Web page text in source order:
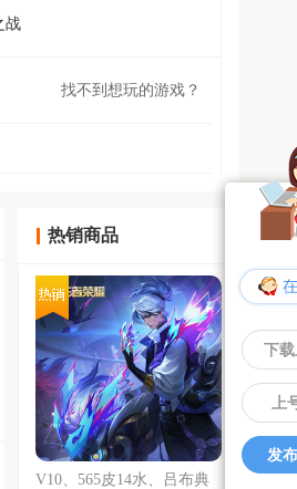
战
找不到想玩的游戏？
热销商品
V10、565皮14水、吕布典
下
上
发